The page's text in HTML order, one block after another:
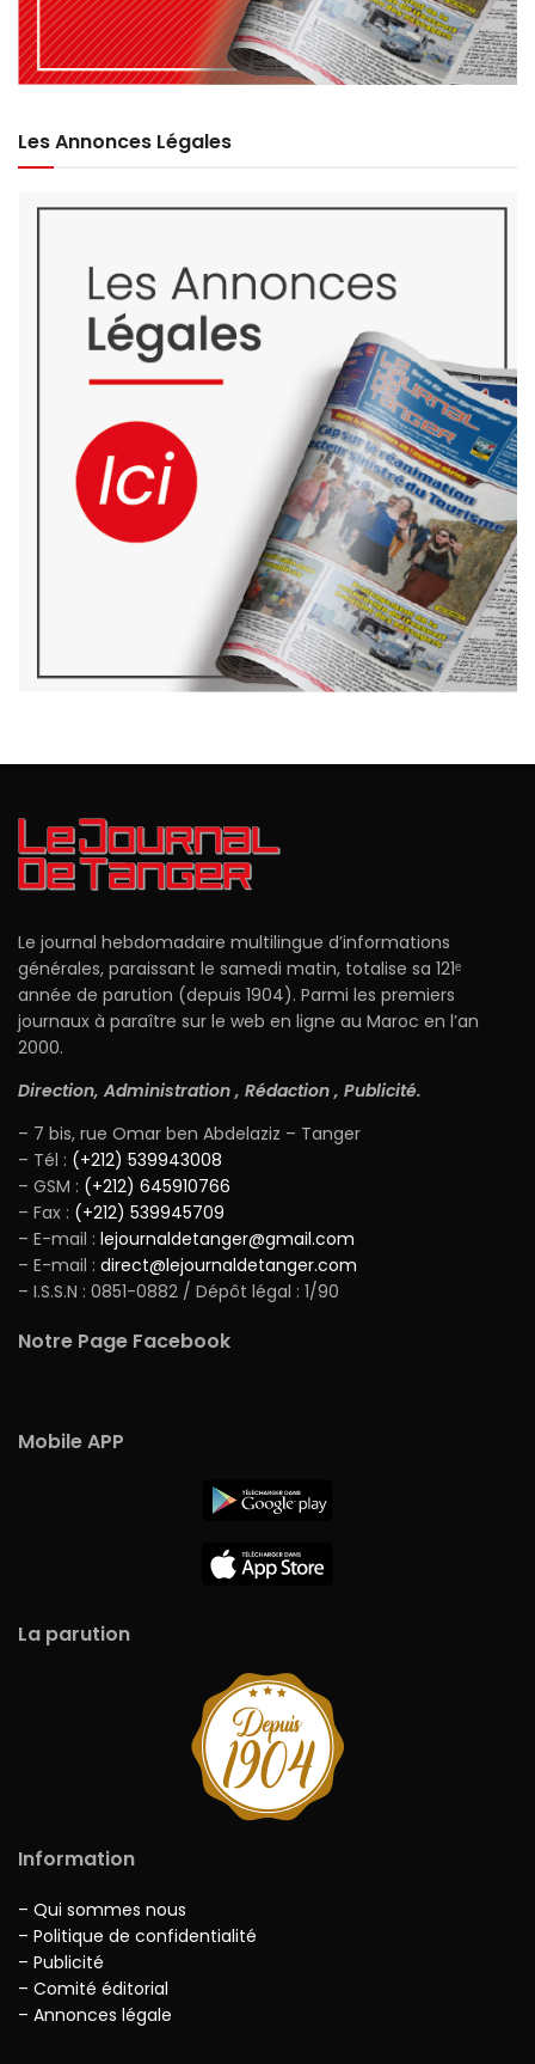
Les Annonces Légales
Le journal hebdomadaire multilingue d’informations
générales, paraissant le samedi matin, totalise sa 121ᵉ
année de parution (depuis 1904). Parmi les premiers
journaux à paraître sur le web en ligne au Maroc en l’an
2000.
Direction, Administration , Rédaction , Publicité.
– 7 bis, rue Omar ben Abdelaziz – Tanger
– Tél : (+212) 539943008
– GSM : (+212) 645910766
– Fax : (+212) 539945709
– E-mail : lejournaldetanger@gmail.com
– E-mail : direct@lejournaldetanger.com
– I.S.S.N : 0851-0882 / Dépôt légal : 1/90
Notre Page Facebook
Mobile APP
La parution
Information
– Qui sommes nous
– Politique de confidentialité
– Publicité
– Comité éditorial
– Annonces légale